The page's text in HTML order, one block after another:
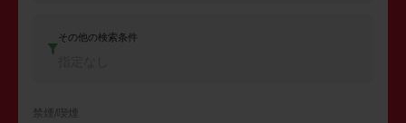
その他の検索条件
禁煙/喫煙